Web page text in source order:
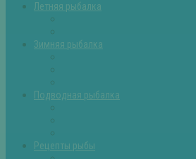
Летняя рыбалка
Зимняя рыбалка
Подводная рыбалка
Рецепты рыбы